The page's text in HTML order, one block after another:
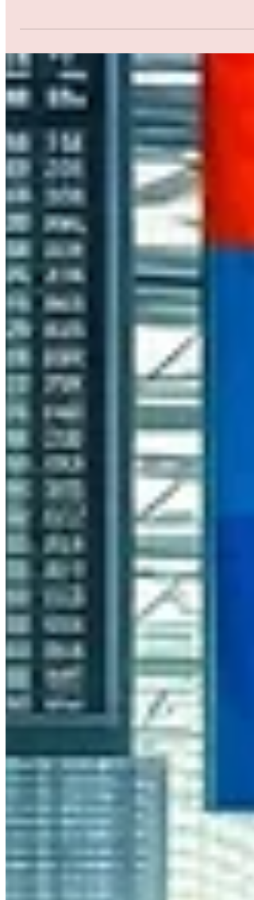
trasformativa trasferendosi dal Nord
Italia al cuore vibrante...